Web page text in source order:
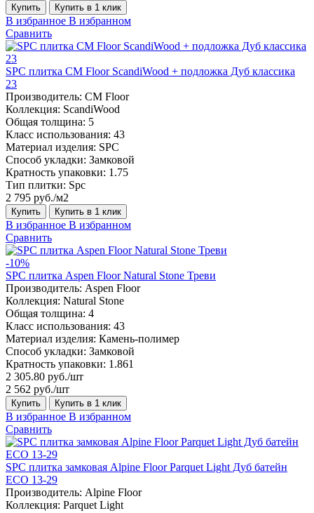
Купить Купить в 1 клик
В избранное В избранном
Сравнить
SPC плитка CM Floor ScandiWood + подложка Дуб классика
23
Производитель: CM Floor
Коллекция: ScandiWood
Общая толщина: 5
Класс использования: 43
Материал изделия: SPC
Способ укладки: Замковой
Кратность упаковки: 1.75
Тип плитки: Spc
2 795 руб./м2
Купить Купить в 1 клик
В избранное В избранном
Сравнить
-10%
SPC плитка Aspen Floor Natural Stone Треви
Производитель: Aspen Floor
Коллекция: Natural Stone
Общая толщина: 4
Класс использования: 43
Материал изделия: Камень-полимер
Способ укладки: Замковой
Кратность упаковки: 1.861
2 305.80 руб./шт
2 562 руб./шт
Купить Купить в 1 клик
В избранное В избранном
Сравнить
SPC плитка замковая Alpine Floor Parquet Light Дуб батейн
ЕСО 13-29
Производитель: Alpine Floor
Коллекция: Parquet Light